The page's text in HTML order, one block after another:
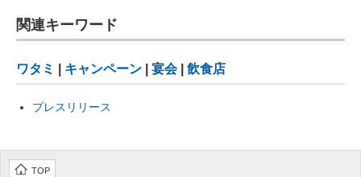
関連キーワード
ワタミ キャンペーン 宴会| 飲食店
プレスリリース
TOP